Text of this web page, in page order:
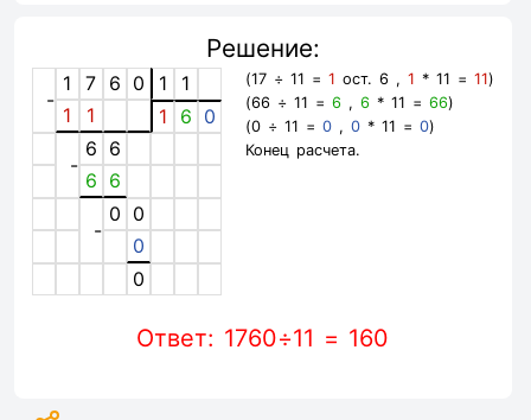
Решение:
-
1 7 6 0 1
1
1
1 1 6 0
-
6 6
6 6
-
0 0
0
0
(17 ÷ 11 = 1 ост. 6 , 1 * 11 = 11)
(66 ÷ 11 = 6 , 6 * 11 = 66)
(0 ÷ 11 = 0, 0* 11 = 0)
Конец расчета.
Ответ: 1760÷11 = 160